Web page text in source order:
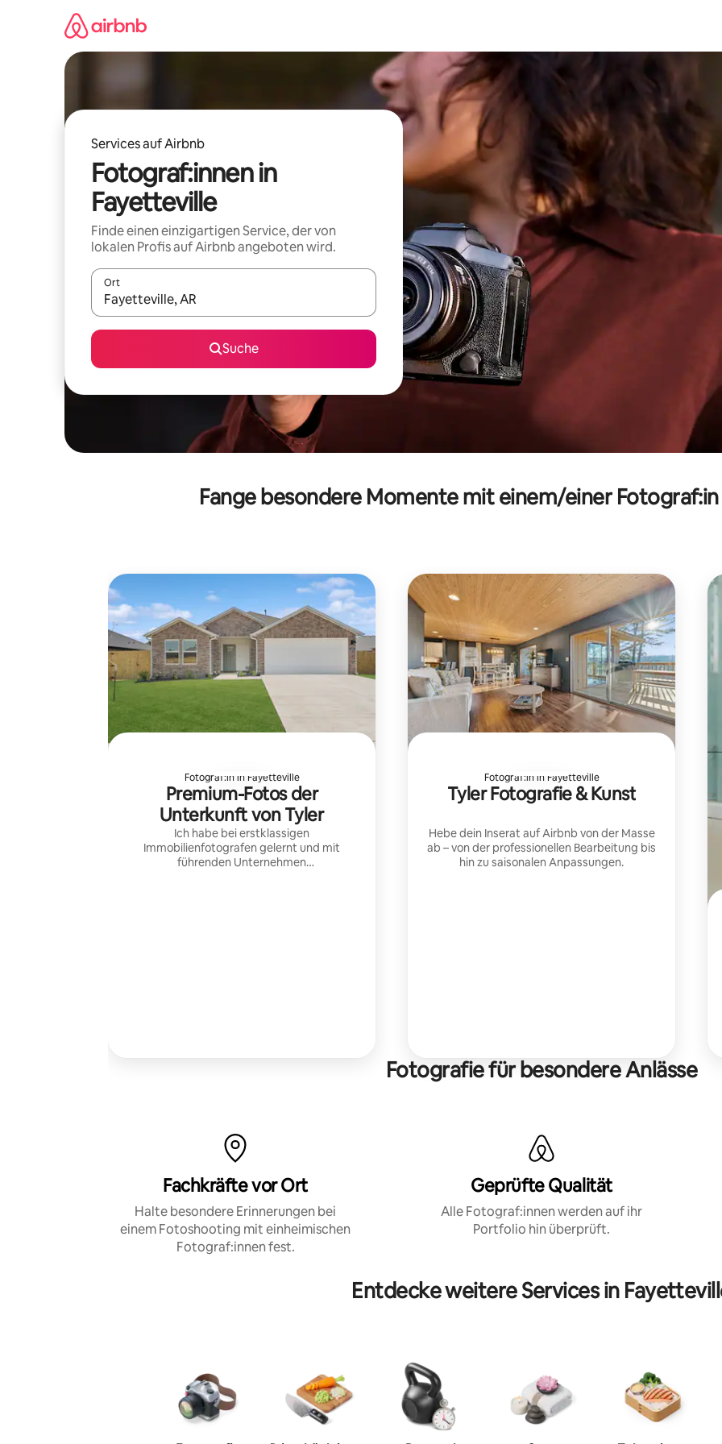
Services auf Airbnb
Fotograf:innen in
Fayetteville
Finde einen einzigartigen Service, der von
lokalen Profis auf Airbnb angeboten wird.
Ort
Wenn Ergebnisse verfügbar sind, navigiere mit den Pfeiltasten nach oben und unten oder erkunde die Ergebnisse
Suche
Fange besondere Momente mit einem/einer
Fotograf:in in Fayetteville
Premium-Fotos der
Unterkunft von Tyler
Ich habe bei erstklassigen
Immobilienfotografen gelernt und mit
führenden Unternehmen
Fotograf:in in Fayetteville
Tyler Fotografie & Kunst
Hebe dein Inserat auf Airbnb von der Masse
ab – von der professionellen Bearbeitung bis
hin zu saisonalen Anpassungen.
Fotografie für besondere Anlässe
Fachkräfte vor Ort
Halte besondere Erinnerungen bei
einem Fotoshooting mit einheimischen
Fotograf:innen fest.
Geprüfte Qualität
Alle Fotograf:innen werden auf ihr
Portfolio hin überprüft.
Entdecke weitere Services in